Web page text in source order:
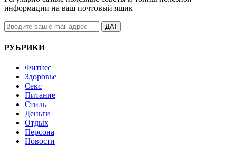
информации на ваш почтовый ящик
ДА!
РУБРИКИ
Фитнес
Здоровье
Секс
Питание
Стиль
Деньги
Отдых
Персона
Новости